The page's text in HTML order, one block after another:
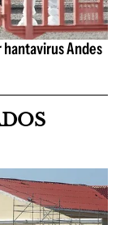
Andes